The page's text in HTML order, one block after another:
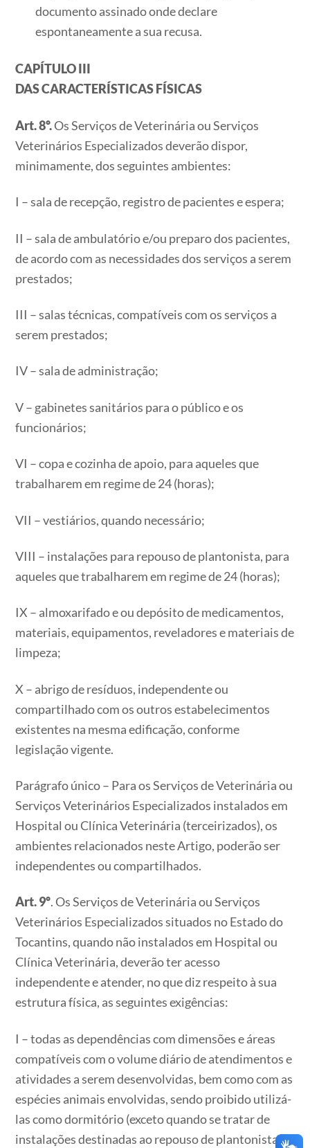
documento assinado onde declare
espontaneamente a sua recusa.
CAPÍTULO III
DAS CARACTERÍSTICAS FÍSICAS
Art. 8º.Os Serviços de Veterinária ou Serviços
Veterinários Especializados deverão dispor,
minimamente, dos seguintes ambientes:
I – sala de recepção, registro de pacientes e espera;
II – sala de ambulatório e/ou preparo dos pacientes,
de acordo com as necessidades dos serviços a serem
prestados;
III – salas técnicas, compatíveis com os serviços a
serem prestados;
IV – sala de administração;
V – gabinetes sanitários para o público e os
funcionários;
VI – copa e cozinha de apoio, para aqueles que
trabalharem em regime de 24 (horas);
VII – vestiários, quando necessário;
VIII – instalações para repouso de plantonista, para
aqueles que trabalharem em regime de 24 (horas);
IX – almoxarifado e ou depósito de medicamentos,
materiais, equipamentos, reveladores e materiais de
limpeza;
X – abrigo de resíduos, independente ou
compartilhado com os outros estabelecimentos
existentes na mesma edificação, conforme
legislação vigente.
Parágrafo único – Para os Serviços de Veterinária ou
Serviços Veterinários Especializados instalados em
Hospital ou Clínica Veterinária (terceirizados), os
ambientes relacionados neste Artigo, poderão ser
independentes ou compartilhados.
Art. 9º. Os Serviços de Veterinária ou Serviços
Veterinários Especializados situados no Estado do
Tocantins, quando não instalados em Hospital ou
Clínica Veterinária, deverão ter acesso
independente e atender, no que diz respeito à sua
estrutura física, as seguintes exigências:
I – todas as dependências com dimensões e áreas
compatíveis com o volume diário de atendimentos e
atividades a serem desenvolvidas, bem como com as
espécies animais envolvidas, sendo proibido utilizá-
las como dormitório (exceto quando se tratar de
instalações destinadas ao repouso de plantonistas e